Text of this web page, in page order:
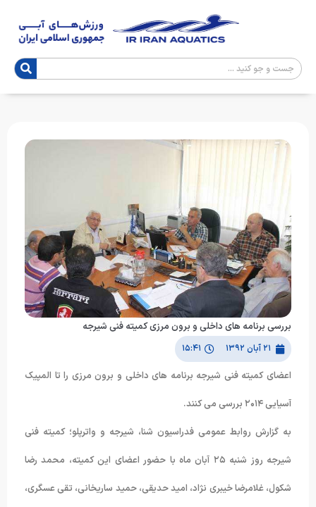
بررسی برنامه های داخلی و برون مرزی کمیته فنی شیرجه
۲۱ آبان ۱۳۹۲ ۱۵:۴۱
اعضای کمیته فنی شیرجه برنامه های داخلی و برون مرزی را تا المپیک
آسیایی ۲۰۱۴ بررسی می کنند.
به گزارش روابط عمومی فدراسیون شنا، شیرجه و واترپلو؛ کمیته فنی
شیرجه روز شنبه ۲۵ آبان ماه با حضور اعضای این کمیته، محمد رضا
شکول، غلامرضا خیبری نژاد، امید حدیقی، حمید ساریخانی، تقی عسگری،